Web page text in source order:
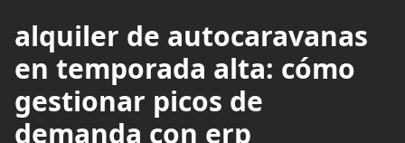
alquiler de autocaravanas
en temporada alta: cómo
gestionar picos de
demanda con erp